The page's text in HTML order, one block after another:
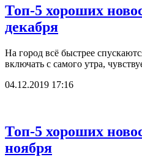
Топ-5 хороших
декабря
На город всё быстрее
включать с самого утра,
04.12.2019 17:16
Топ-5 хороших
ноября